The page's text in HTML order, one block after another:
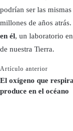
podrían ser las
millones de años atrás.
en él, un laboratorio
de nuestra Tierra.
Artículo anterior
El oxígeno que
produce en el océano